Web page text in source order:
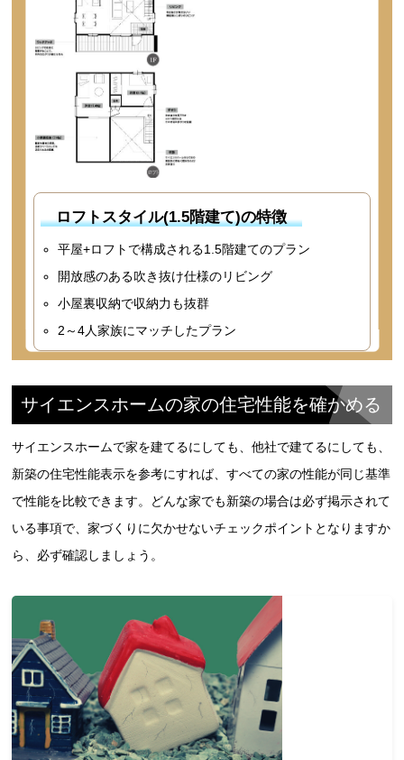
ロフトスタイル(1.5階建て)の特徴
平屋+ロフトで構成される1.5階建てのプラン
開放感のある吹き抜け仕様のリビング
小屋裏収納で収納力も抜群
2～4人家族にマッチしたプラン
サイエンスホームの家の住宅性能を確かめる
サイエンスホームで家を建てるにしても、他社で建てるにしても、
新築の住宅性能表示を参考にすれば、すべての家の性能が同じ基準
で性能を比較できます。どんな家でも新築の場合は必ず掲示されて
いる事項で、家づくりに欠かせないチェックポイントとなりますか
ら、必ず確認しましょう。